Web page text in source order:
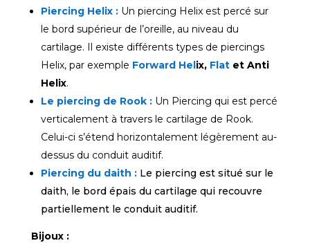
Piercing Helix :Un piercing Helix est percé sur
le bord supérieur de l’oreille, au niveau du
cartilage. Il existe différents types de piercings
Helix, par exemple Forward Helix, Flatet Anti
Helix.
Le piercing de Rook : Un Piercing qui est percé
verticalement à travers le cartilage de Rook.
Celui-ci s’étend horizontalement légèrement au-
dessus du conduit auditif.
Piercing du daith : Le piercing est situé sur le
daith, le bord épais du cartilage qui recouvre
partiellement le conduit auditif.
Bijoux :